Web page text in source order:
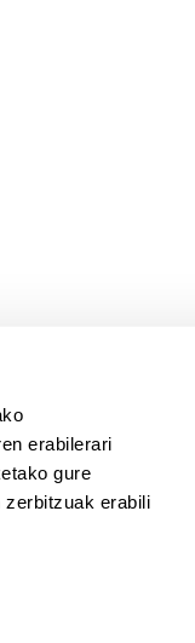
erabilerari
gure
zerbitzuak erabili